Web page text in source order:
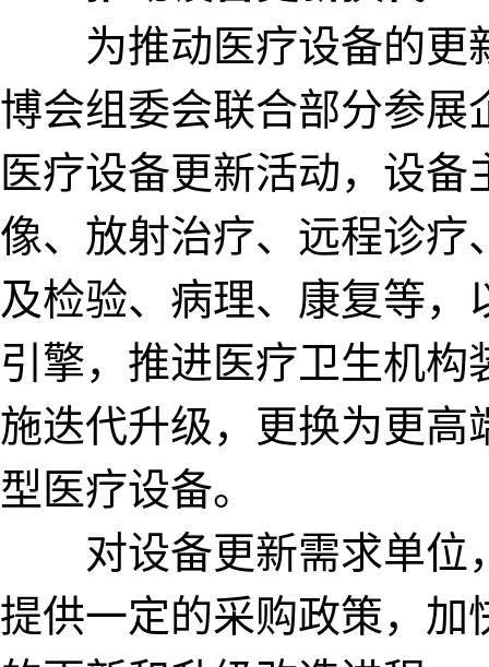
为推动医疗设备的更
博会组委会联合部分参展
医疗设备更新活动，设备
像、放射治疗、远程诊疗
及检验、病理、康复等，
引擎，推进医疗卫生机构
施迭代升级，更换为更高
型医疗设备。
对设备更新需求单位
提供一定的采购政策，加